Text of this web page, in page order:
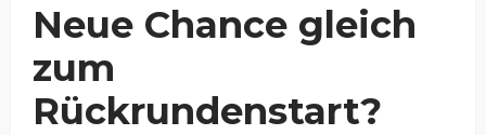
Neue Chance gleich
zum
Rückrundenstart?